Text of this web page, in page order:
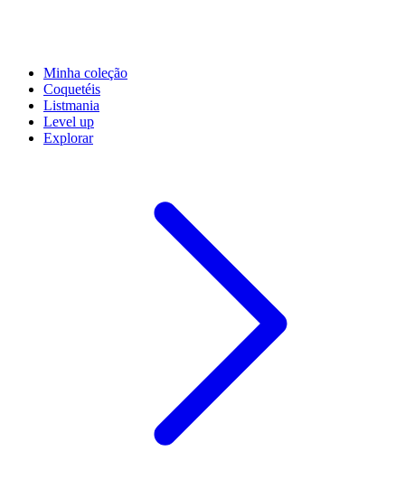
Minha coleção
Coquetéis
Listmania
Level up
Explorar